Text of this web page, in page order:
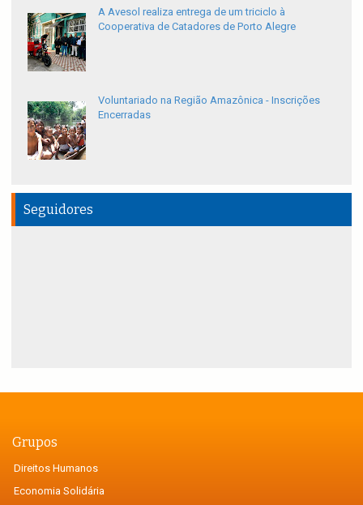
A Avesol realiza entrega de um triciclo à
Cooperativa de Catadores de Porto Alegre
Voluntariado na Região Amazônica - Inscrições
Encerradas
Seguidores
Grupos
Direitos Humanos
Economia Solidária